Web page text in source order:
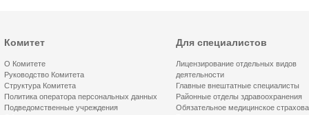
Комитет
О Комитете
Руководство Комитета
Структура Комитета
Политика оператора персональных данных
Подведомственные учреждения
Для специалистов
Лицензирование отдельных видов
деятельности
Главные внештатные специалисты
Районные отделы здравоохранения
Обязательное медицинское